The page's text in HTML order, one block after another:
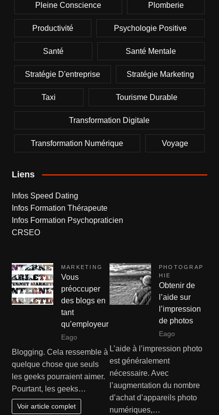
Pleine Conscience Plomberie
Productivité Psychologie Positive
Santé Santé Mentale
Stratégie D'entreprise Stratégie Marketing
Taxi Tourisme Durable
Transformation Digitale
Transformation Numérique Voyage
Liens
Infos Speed Dating
Infos Formation Thérapeute
Infos Formation Psychopraticien
CRSEO
MARKETING
Vous
préoccuper
des blogs en
tant
qu’employeur
Eago
Blogging. Cela ressemble à
quelque chose que seuls
les geeks pourraient aimer.
Pourtant, les geeks…
Voir article complet
PHOTOGRAP
HIE
Obtenir de
l’aide sur
l’impression
de photos
Eago
L’aide à l’impression photo
est généralement
nécessaire. Avec
l’augmentation du nombre
d’achat d’appareils photo
numériques,…